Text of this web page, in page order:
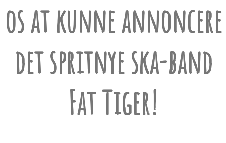
os at kunne annoncere
det spritnye ska-band
Fat Tiger!